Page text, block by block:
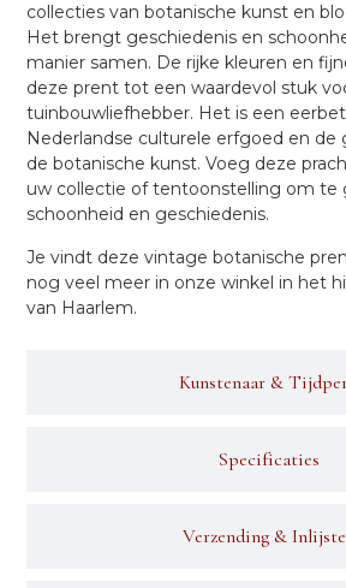
Kunstenaar &
Specificaties
Verzending &
collecties van botanische kunst en
Het brengt geschiedenis en
manier samen. De rijke kleuren en
deze prent tot een waardevol stuk
tuinbouwliefhebber. Het is een
Nederlandse culturele erfgoed en de
de botanische kunst. Voeg deze
uw collectie of tentoonstelling om te
schoonheid en geschiedenis.
Je vindt deze vintage botanische
nog veel meer in onze winkel in het
van Haarlem.